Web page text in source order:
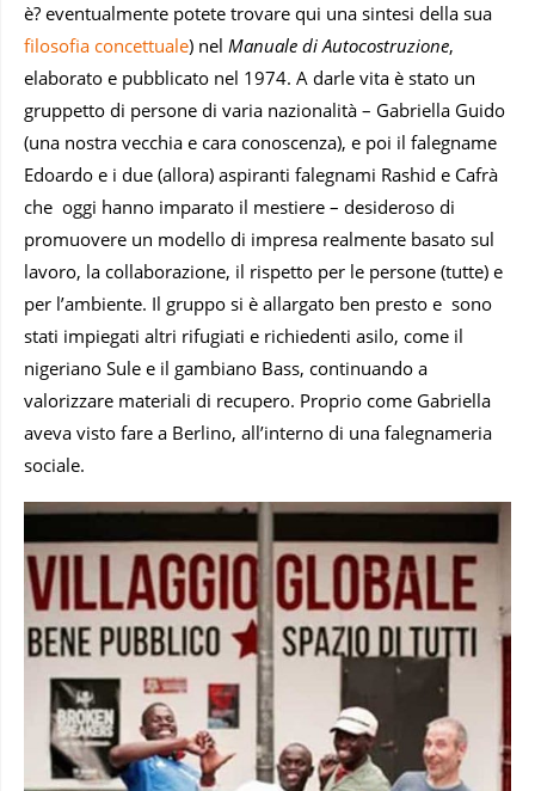
è? eventualmente potete trovare qui una sintesi della sua
filosofia concettuale) nel Manuale di Autocostruzione,
elaborato e pubblicato nel 1974. A darle vita è stato un
gruppetto di persone di varia nazionalità – Gabriella Guido
(una nostra vecchia e cara conoscenza), e poi il falegname
Edoardo e i due (allora) aspiranti falegnami Rashid e Cafrà
che oggi hanno imparato il mestiere – desideroso di
promuovere un modello di impresa realmente basato sul
lavoro, la collaborazione, il rispetto per le persone (tutte) e
per l’ambiente. Il gruppo si è allargato ben presto e sono
stati impiegati altri rifugiati e richiedenti asilo, come il
nigeriano Sule e il gambiano Bass, continuando a
valorizzare materiali di recupero. Proprio come Gabriella
aveva visto fare a Berlino, all’interno di una falegnameria
sociale.